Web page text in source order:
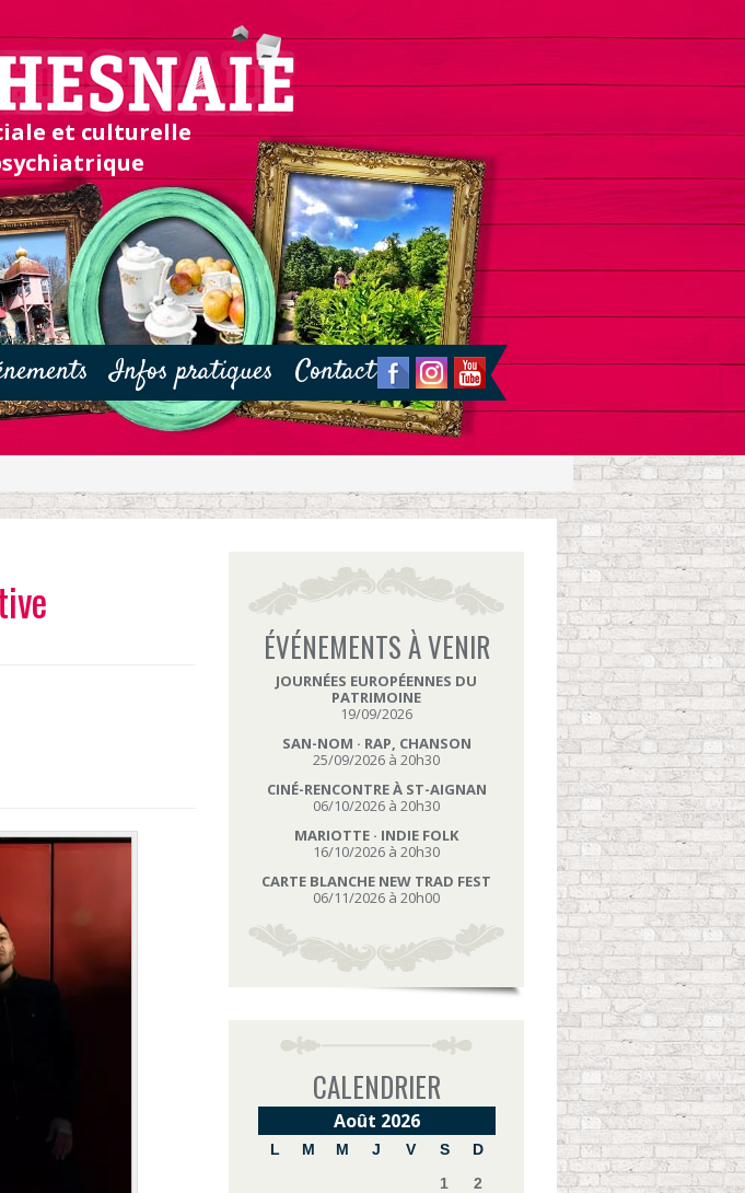
et culturelle
Infos pratiques Contact
ÉVÉNEMENTS À VENIR
JOURNÉES EUROPÉENNES DU
PATRIMOINE
19/09/2026
SAN-NOM · RAP, CHANSON
25/09/2026 à 20h30
CINÉ-RENCONTRE À ST-AIGNAN
06/10/2026 à 20h30
MARIOTTE · INDIE FOLK
16/10/2026 à 20h30
CARTE BLANCHE NEW TRAD FEST
06/11/2026 à 20h00
CALENDRIER
Août 2026
L M M J V S
D
1
2